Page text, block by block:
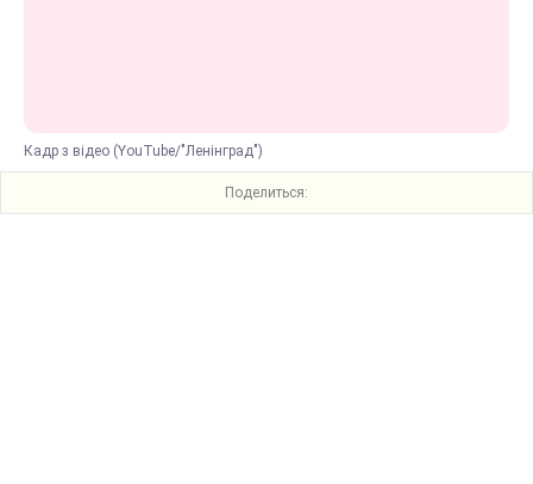
Кадр з відео (YouTube/"Ленінград")
Поделиться: